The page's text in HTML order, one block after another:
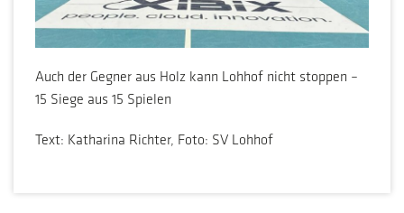
Auch der Gegner aus Holz kann Lohhof nicht stoppen –
15 Siege aus 15 Spielen
Text: Katharina Richter, Foto: SV Lohhof